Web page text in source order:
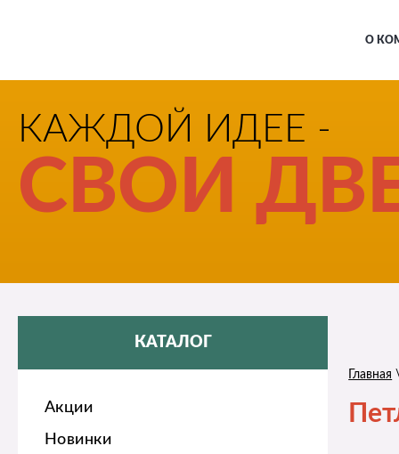
О
КАЖДОЙ ИДЕЕ -
СВОИ
КАТАЛОГ
Акции
Новинки
Главная